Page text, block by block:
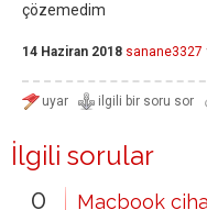
çözemedim
14 Haziran 2018 sanane3327
İlgili sorular
0
Macbook